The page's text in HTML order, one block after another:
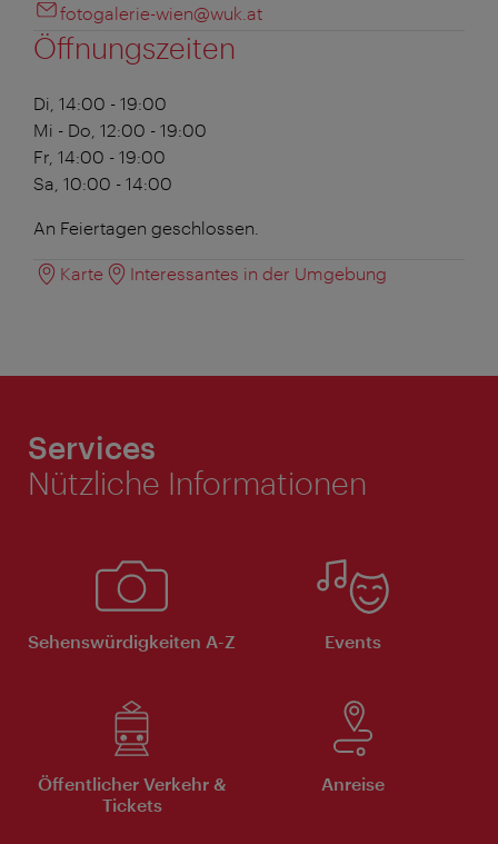
fotogalerie-wien@wuk.at
Öffnungszeiten
Di, 14:00 - 19:00
Mi - Do, 12:00 - 19:00
Fr, 14:00 - 19:00
Sa, 10:00 - 14:00
An Feiertagen geschlossen.
Karte Interessantes in der Umgebung
Services
Nützliche Informationen
Sehenswürdigkeiten A-Z Events
Öffentlicher Verkehr &
Tickets
Anreise